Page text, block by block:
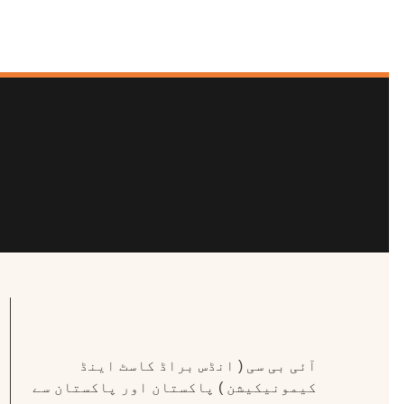
آئی بی سی ( انڈس براڈ کاسٹ اینڈ
کیمونیکیشن ) پاکستان اور پاکستان سے